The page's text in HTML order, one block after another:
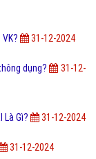
31-12-2024
dụng?
31-12-
Là Gì? 31-12-2024
31-12-2024